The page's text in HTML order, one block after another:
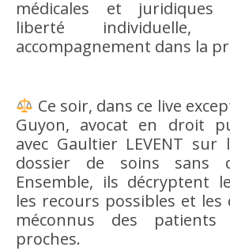
médicales et juridiques
liberté individuelle,
accompagnement dans la
Ce soir, dans ce live
Guyon, avocat en droit
avec Gaultier LEVENT sur
dossier de soins sans
Ensemble, ils décryptent
les recours possibles et
méconnus des
proches.